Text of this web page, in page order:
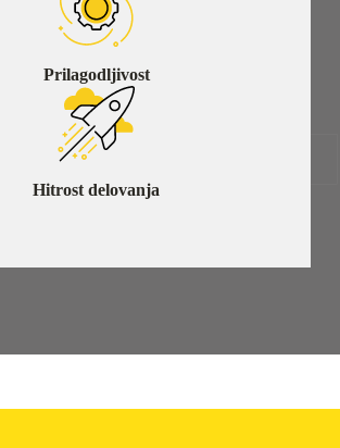
Prilagodljivost
Hitrost delovanja